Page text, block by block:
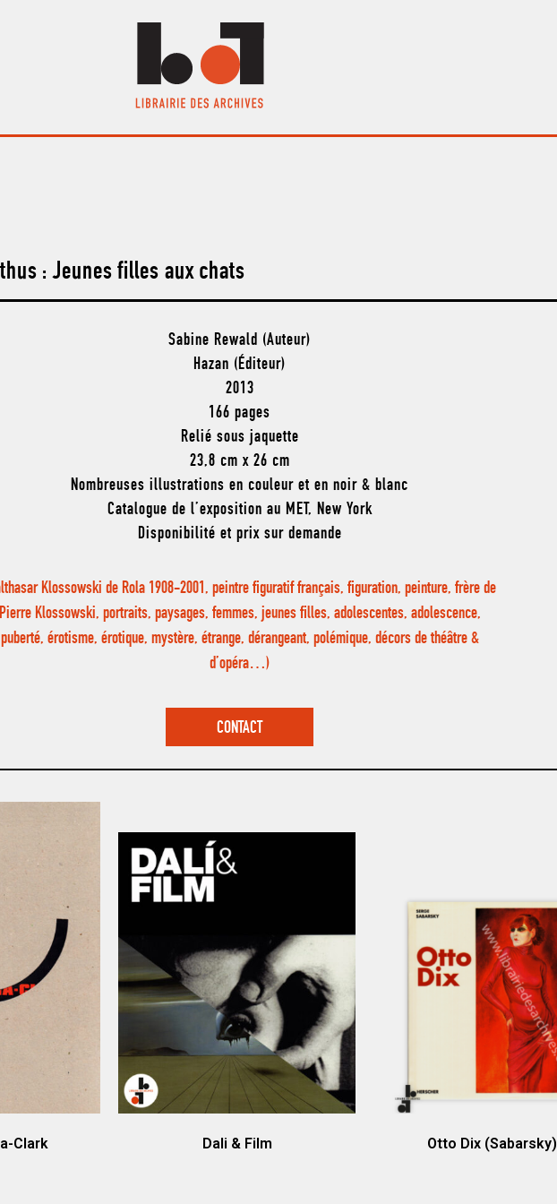
: Jeunes filles aux chats
Sabine Rewald (Auteur)
Hazan (Éditeur)
2013
166 pages
Relié sous jaquette
23,8 cm x 26 cm
Nombreuses illustrations en couleur et en noir & blanc
Catalogue de l’exposition au MET, New York
Disponibilité et prix sur demande
Klossowski de Rola 1908-2001, peintre figuratif français, figuration, peinture, frère de
Klossowski, portraits, paysages, femmes, jeunes filles, adolescentes, adolescence,
puberté, érotisme, érotique, mystère, étrange, dérangeant, polémique, décors de théâtre &
d’opéra…)
CONTACT
Clark Dali & Film Otto Dix (Sabarsky)